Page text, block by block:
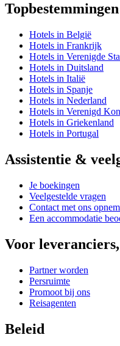
Topbestemmingen
Hotels in België
Hotels in Frankrijk
Hotels in Verenigde
Hotels in Duitsland
Hotels in Italië
Hotels in Spanje
Hotels in Nederland
Hotels in Verenigd
Hotels in Griekenland
Hotels in Portugal
Assistentie &
Je boekingen
Veelgestelde vragen
Contact met ons
Een accommodatie
Voor
Partner worden
Persruimte
Promoot bij ons
Reisagenten
Beleid